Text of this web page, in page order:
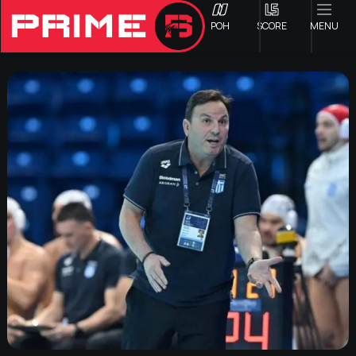
ΡΟΗ SCORE MENU
ΟΦΗ
Γ ΕΘΝΙΚΗ
Α1 ΕΠΣΗ
Α2 ΕΠΣΗ
Β1 ΕΠΣΗ
Β2 ΕΠΣΗ